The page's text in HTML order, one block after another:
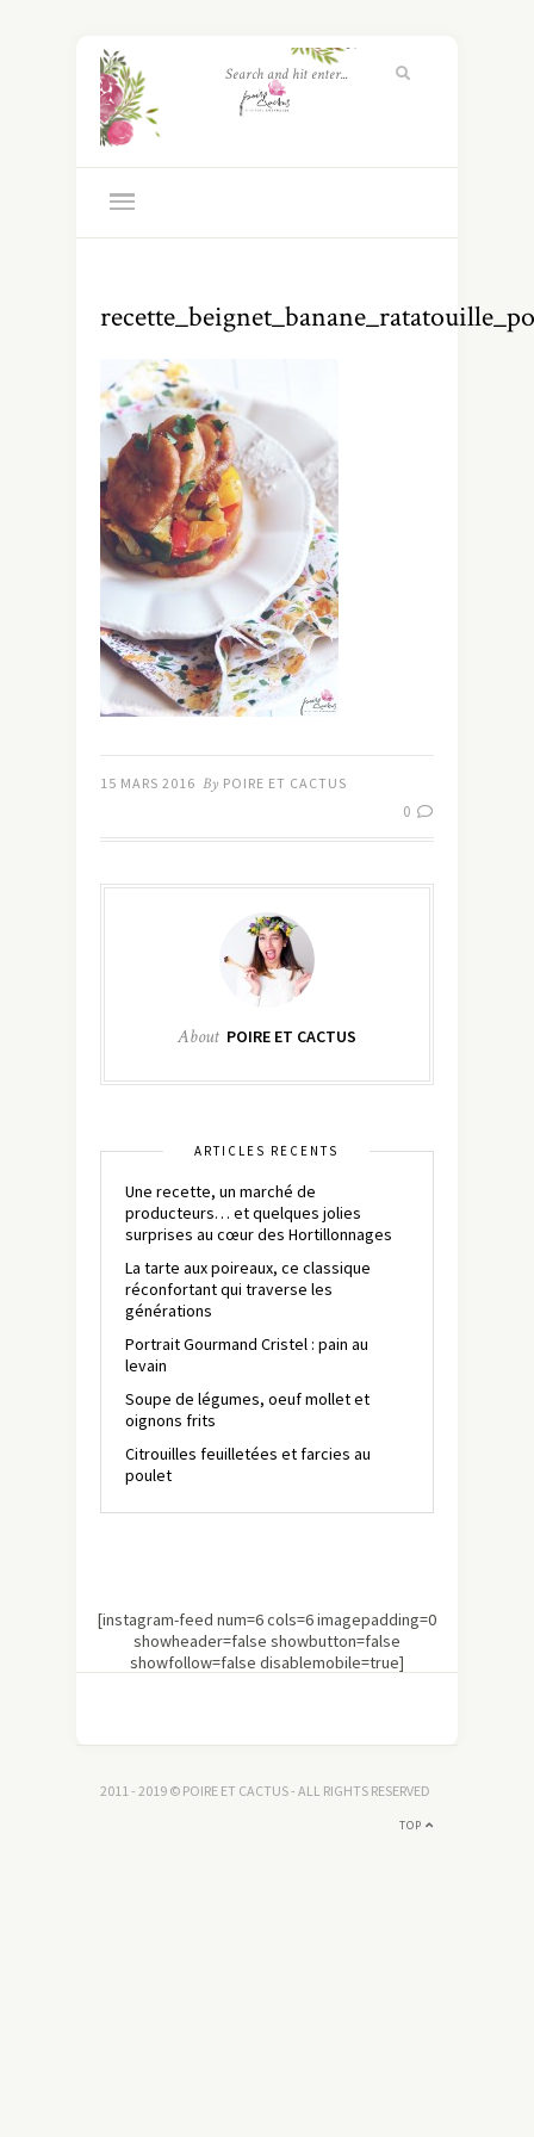
15 MARS 2016 By POIRE ET CACTUS
0
About POIRE ET CACTUS
ARTICLES RÉCENTS
Une recette, un marché de
producteurs… et quelques jolies
surprises au cœur des Hortillonnages
La tarte aux poireaux, ce classique
réconfortant qui traverse les
générations
Portrait Gourmand Cristel : pain au
levain
Soupe de légumes, oeuf mollet et
oignons frits
Citrouilles feuilletées et farcies au
poulet
[instagram-feed num=6 cols=6 imagepadding=0
showheader=false showbutton=false
showfollow=false disablemobile=true]
2011 - 2019 © POIRE ET CACTUS - ALL RIGHTS RESERVED
TOP